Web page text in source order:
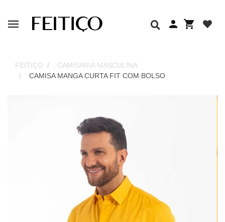
FEITIÇO
CAMISARIA MASCULINA
CAMISA MANGA CURTA FIT COM BOLSO